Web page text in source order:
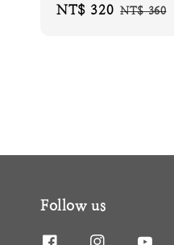
Sale
NT$ 320 Regular
NT$ 360
Follow us